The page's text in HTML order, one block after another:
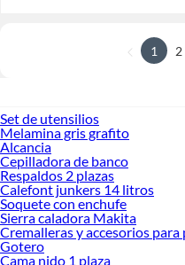
1 2
Set de utensilios
Melamina gris grafito
Alcancia
Cepilladora de banco
Respaldos 2 plazas
Calefont junkers 14 litros
Soquete con enchufe
Sierra caladora Makita
Cremalleras y accesorios
Gotero
Cama nido 1 plaza